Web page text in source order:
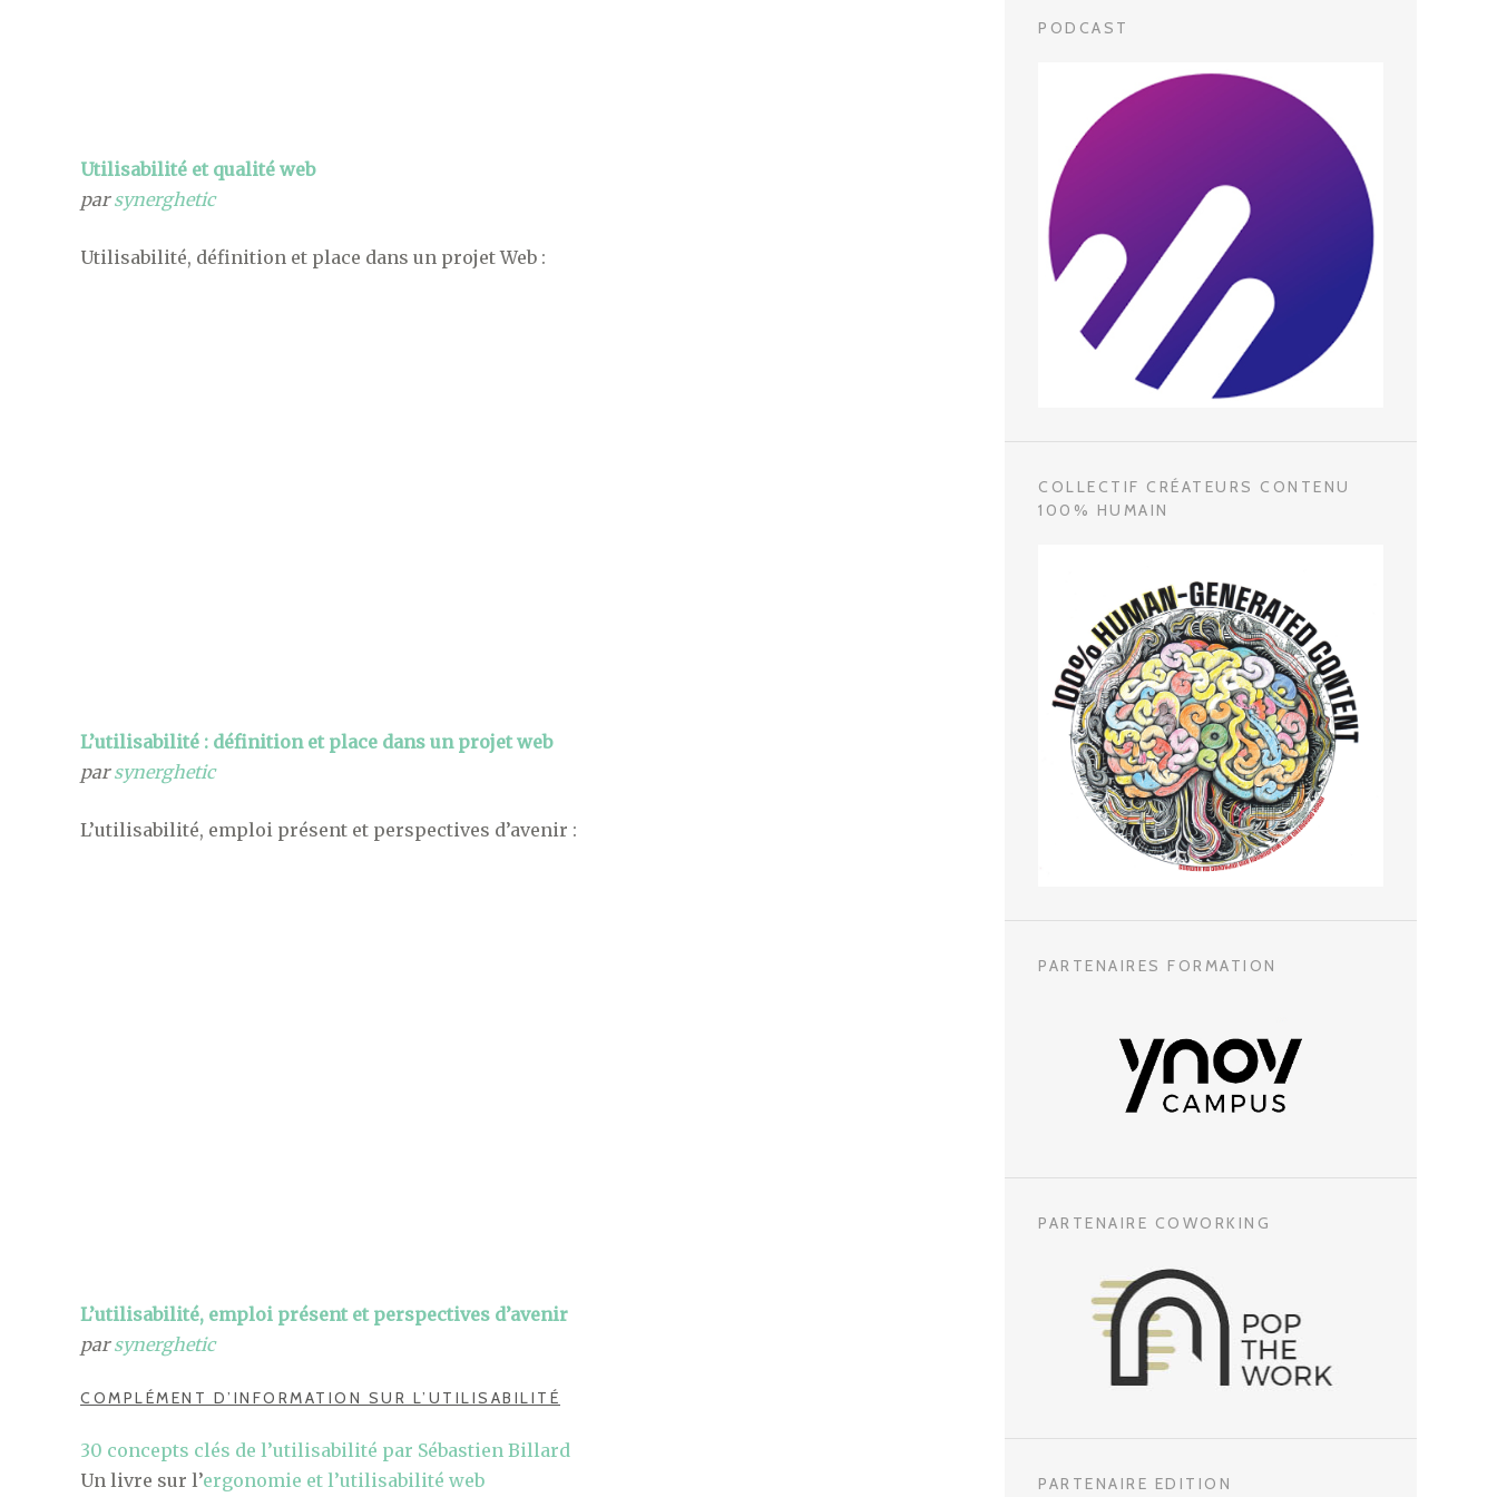
Utilisabilité et qualité web
parsynerghetic
Utilisabilité, définition et place dans un projet Web :
L’utilisabilité : définition et place dans un projet web
parsynerghetic
L’utilisabilité, emploi présent et perspectives d’avenir :
L’utilisabilité, emploi présent et perspectives d’avenir
parsynerghetic
COMPLÉMENT D’INFORMATION SUR L’UTILISABILITÉ
30 concepts clés de l’utilisabilité par Sébastien Billard
Un livre sur l’ergonomie et l’utilisabilité web
PODCAST
COLLECTIF CRÉATEURS CONTENU
100% HUMAIN
PARTENAIRES FORMATION
PARTENAIRE COWORKING
PARTENAIRE EDITION